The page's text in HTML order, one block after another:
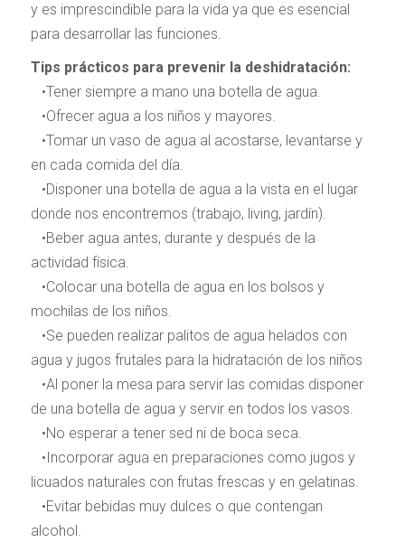
y es imprescindible para la vida ya que es esencial
para desarrollar las funciones.
Tips prácticos para prevenir la deshidratación:
•Tener siempre a mano una botella de agua.
•Ofrecer agua a los niños y mayores.
•Tomar un vaso de agua al acostarse, levantarse y
en cada comida del día.
•Disponer una botella de agua a la vista en el lugar
donde nos encontremos (trabajo, living, jardín).
•Beber agua antes, durante y después de la
actividad física.
•Colocar una botella de agua en los bolsos y
mochilas de los niños.
•Se pueden realizar palitos de agua helados con
agua y jugos frutales para la hidratación de los niños
•Al poner la mesa para servir las comidas disponer
de una botella de agua y servir en todos los vasos.
•No esperar a tener sed ni de boca seca.
•Incorporar agua en preparaciones como jugos y
licuados naturales con frutas frescas y en gelatinas.
•Evitar bebidas muy dulces o que contengan
alcohol.